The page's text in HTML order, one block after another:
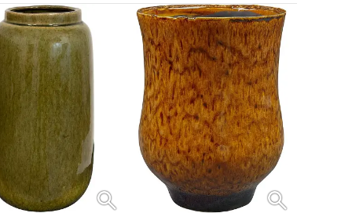
search search